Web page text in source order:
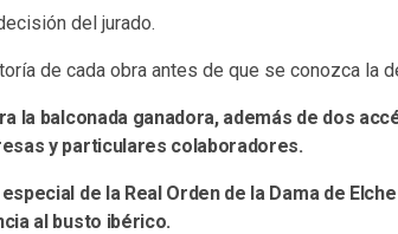
del jurado.
de cada obra antes de que se conozca la
la balconada ganadora, además de dos
y particulares colaboradores.
de la Real Orden de la Dama de
al busto ibérico.